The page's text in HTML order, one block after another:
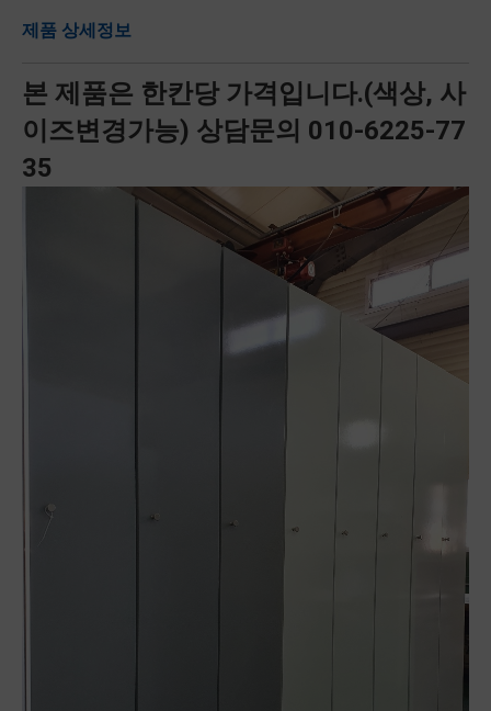
제품 상세정보
본 제품은 한칸당 가격입니다.(색상, 사
이즈변경가능) 상담문의 010-6225-77
35